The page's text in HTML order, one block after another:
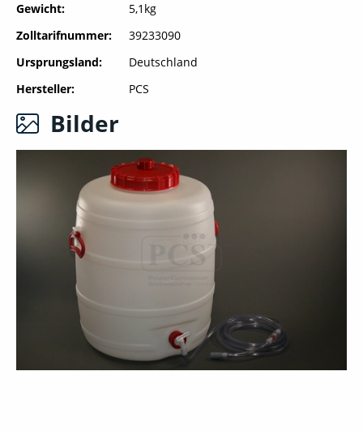
Gewicht
5,1kg
Zolltarifnummer
39233090
Ursprungsland
Deutschland
Hersteller
PCS
Bilder